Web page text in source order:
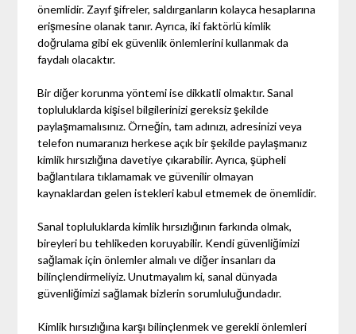
önemlidir. Zayıf şifreler, saldırganların kolayca hesaplarına
erişmesine olanak tanır. Ayrıca, iki faktörlü kimlik
doğrulama gibi ek güvenlik önlemlerini kullanmak da
faydalı olacaktır.
Bir diğer korunma yöntemi ise dikkatli olmaktır. Sanal
topluluklarda kişisel bilgilerinizi gereksiz şekilde
paylaşmamalısınız. Örneğin, tam adınızı, adresinizi veya
telefon numaranızı herkese açık bir şekilde paylaşmanız
kimlik hırsızlığına davetiye çıkarabilir. Ayrıca, şüpheli
bağlantılara tıklamamak ve güvenilir olmayan
kaynaklardan gelen istekleri kabul etmemek de önemlidir.
Sanal topluluklarda kimlik hırsızlığının farkında olmak,
bireyleri bu tehlikeden koruyabilir. Kendi güvenliğimizi
sağlamak için önlemler almalı ve diğer insanları da
bilinçlendirmeliyiz. Unutmayalım ki, sanal dünyada
güvenliğimizi sağlamak bizlerin sorumluluğundadır.
Kimlik hırsızlığına karşı bilinçlenmek ve gerekli önlemleri